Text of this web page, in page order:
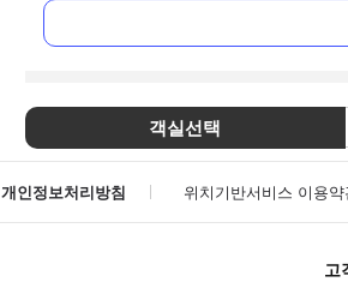
객실선택
개인정보처리방침 위치기반서비스 이용약
고